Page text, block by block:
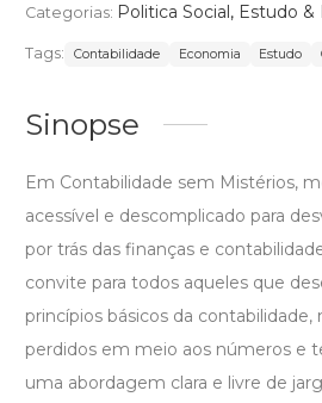
Categorias: Politica Social, Estudo &
Tags: Contabilidade Economia Estudo
Sinopse
Em Contabilidade sem Mistérios,
acessível e descomplicado para
por trás das finanças e
convite para todos aqueles que
princípios básicos da
perdidos em meio aos números e
uma abordagem clara e livre de